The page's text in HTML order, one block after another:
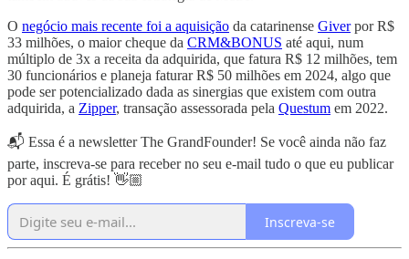
O negócio mais recente foi a aquisição da catarinense Giverpor R$
33 milhões, o maior cheque da CRM&BONUS até aqui, num
múltiplo de 3x a receita da adquirida, que fatura R$ 12 milhões, tem
30 funcionários e planeja faturar R$ 50 milhões em 2024, algo que
pode ser potencializado dada as sinergias que existem com outra
adquirida, a Zipper, transação assessorada pela Questum em 2022.
📬 Essa é a newsletter The GrandFounder! Se você ainda não faz
parte, inscreva-se para receber no seu e-mail tudo o que eu publicar
por aqui. É grátis! 👋🏼
Inscreva-se